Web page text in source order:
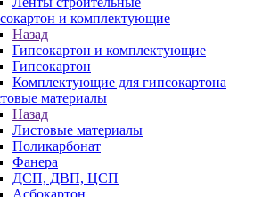
и комплектующие
Назад
Гипсокартон и комплектующие
Гипсокартон
Комплектующие для гипсокартона
материалы
Назад
Листовые материалы
Поликарбонат
Фанера
ДСП, ДВП, ЦСП
Асбокартон